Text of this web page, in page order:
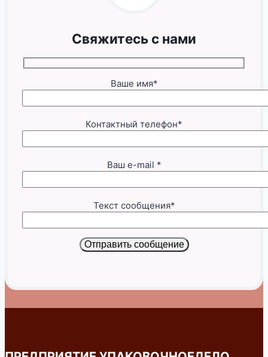
Свяжитесь с нами
Ваше имя*
Контактный телефон*
Ваш e-mail *
Текст сообщения*
Отправить сообщение